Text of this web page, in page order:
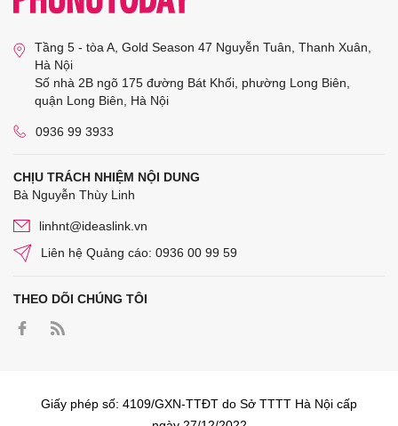
Tầng 5 - tòa A, Gold Season 47 Nguyễn Tuân, Thanh Xuân,
Hà Nội
Số nhà 2B ngõ 175 đường Bát Khối, phường Long Biên,
quận Long Biên, Hà Nội
0936 99 3933
CHỊU TRÁCH NHIỆM NỘI DUNG
Bà Nguyễn Thùy Linh
linhnt@ideaslink.vn
Liên hệ Quảng cáo: 0936 00 99 59
THEO DÕI CHÚNG TÔI
Giấy phép số: 4109/GXN-TTĐT do Sở TTTT Hà Nội cấp